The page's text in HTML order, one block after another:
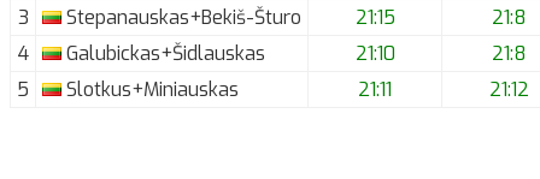
3
Stepanauskas+Bekiš-Šturo 21:15
21:8
4
Galubickas+Šidlauskas 21:10
21:8
5
Slotkus+Miniauskas 21:11 21:12